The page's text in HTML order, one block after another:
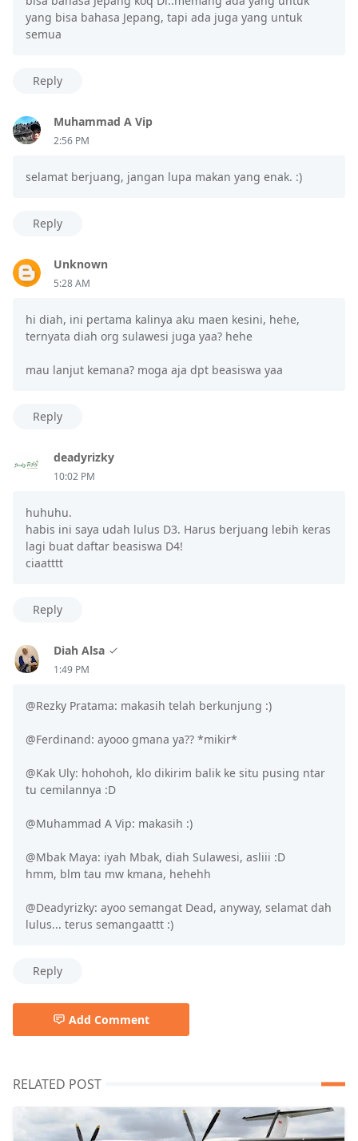
yang bisa bahasa Jepang, tapi ada juga yang untuk
semua
Reply
Muhammad A Vip
2:56 PM
selamat berjuang, jangan lupa makan yang enak. :)
Reply
Unknown
5:28 AM
hi diah, ini pertama kalinya aku maen kesini, hehe,
ternyata diah org sulawesi juga yaa? hehe
mau lanjut kemana? moga aja dpt beasiswa yaa
Reply
deadyrizky
10:02 PM
huhuhu.
habis ini saya udah lulus D3. Harus berjuang lebih keras
lagi buat daftar beasiswa D4!
ciaatttt
Reply
Diah Alsa
1:49 PM
@Rezky Pratama: makasih telah berkunjung :)
@Ferdinand: ayooo gmana ya?? *mikir*
@Kak Uly: hohohoh, klo dikirim balik ke situ pusing ntar
tu cemilannya :D
@Muhammad A Vip: makasih :)
@Mbak Maya: iyah Mbak, diah Sulawesi, asliii :D
hmm, blm tau mw kmana, hehehh
@Deadyrizky: ayoo semangat Dead, anyway, selamat dah
lulus... terus semangaattt :)
Reply
Add Comment
RELATED POST